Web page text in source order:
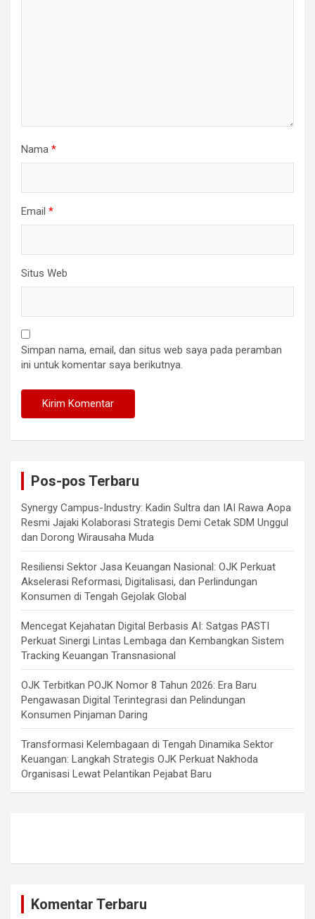
Nama *
Email *
Situs Web
Simpan nama, email, dan situs web saya pada peramban
ini untuk komentar saya berikutnya.
Pos-pos Terbaru
Synergy Campus-Industry: Kadin Sultra dan IAI Rawa Aopa
Resmi Jajaki Kolaborasi Strategis Demi Cetak SDM Unggul
dan Dorong Wirausaha Muda
Resiliensi Sektor Jasa Keuangan Nasional: OJK Perkuat
Akselerasi Reformasi, Digitalisasi, dan Perlindungan
Konsumen di Tengah Gejolak Global
Mencegat Kejahatan Digital Berbasis AI: Satgas PASTI
Perkuat Sinergi Lintas Lembaga dan Kembangkan Sistem
Tracking Keuangan Transnasional
OJK Terbitkan POJK Nomor 8 Tahun 2026: Era Baru
Pengawasan Digital Terintegrasi dan Pelindungan
Konsumen Pinjaman Daring
Transformasi Kelembagaan di Tengah Dinamika Sektor
Keuangan: Langkah Strategis OJK Perkuat Nakhoda
Organisasi Lewat Pelantikan Pejabat Baru
Komentar Terbaru